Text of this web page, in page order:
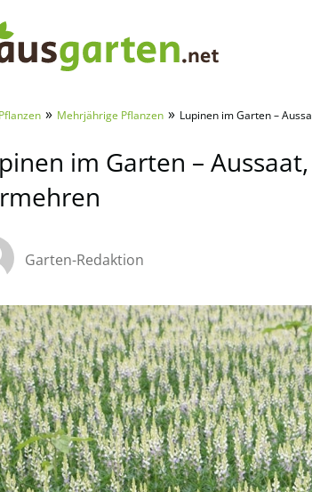
Pflanzen » Mehrjährige Pflanzen » Lupinen im Garten –
im Garten –
Garten-Redaktion